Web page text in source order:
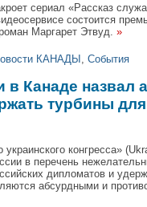
сериал «Рассказ
состоится
Маргарет Этвуд. »
КАНАДЫ События
в Канаде назвал
турбины
конгресса»
в перечень
дипломатов и
абсурдными и